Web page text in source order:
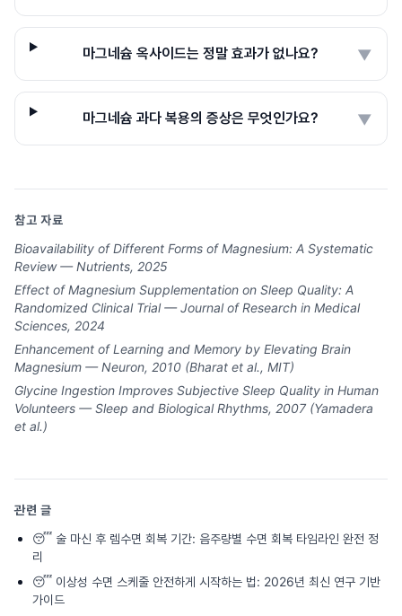
마그네슘 옥사이드는 정말 효과가 없나요? ▼
마그네슘 과다 복용의 증상은 무엇인가요? ▼
참고 자료
Bioavailability of Different Forms of Magnesium: A Systematic
Review — Nutrients, 2025
Effect of Magnesium Supplementation on Sleep Quality: A
Randomized Clinical Trial — Journal of Research in Medical
Sciences, 2024
Enhancement of Learning and Memory by Elevating Brain
Magnesium — Neuron, 2010 (Bharat et al., MIT)
Glycine Ingestion Improves Subjective Sleep Quality in Human
Volunteers — Sleep and Biological Rhythms, 2007 (Yamadera
et al.)
관련 글
😴 술 마신 후 렘수면 회복 기간: 음주량별 수면 회복 타임라인 완전 정
리
😴 이상성 수면 스케줄 안전하게 시작하는 법: 2026년 최신 연구 기반
가이드